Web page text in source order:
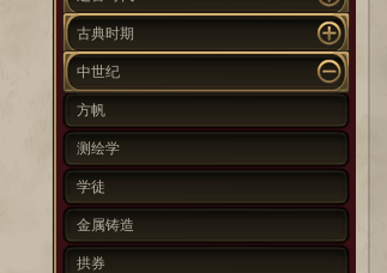
古典时期
中世纪
方帆
测绘学
学徒
金属铸造
拱券